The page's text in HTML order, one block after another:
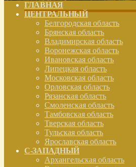
ГЛАВНАЯ
ЦЕНТРАЛЬНЫЙ
Белгородская область
Брянская область
Владимирская область
Воронежская область
Ивановская область
Липецкая область
Московская область
Орловская область
Рязанская область
Смоленская область
Тамбовская область
Тверская область
Тульская область
Ярославская область
С-ЗАПАДНЫЙ
Архангельская область